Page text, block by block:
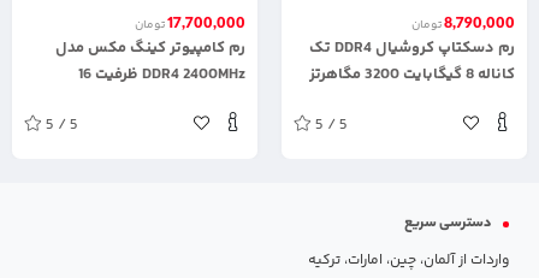
8,790,000تومان
رم دسکتاپ کروشیال DDR4 تک
کاناله 8 گیگابایت 3200 مگاهرتز
PC4-25600
5 / 5
17,700,000تومان
رم کامپیوتر کینگ مکس مدل
DDR4 2400MHz ظرفیت 16
5 / 5
دسترسی سریع
واردات از آلمان، چین، امارات، ترکیه